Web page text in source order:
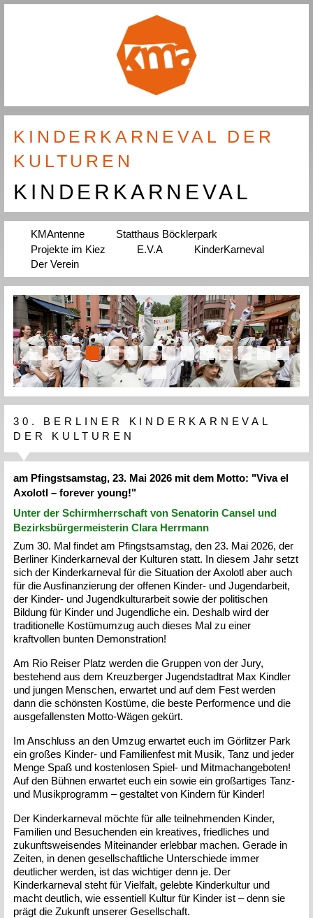
KINDERKARNEVAL DER
KULTUREN
KINDERKARNEVAL
KMAntenne
Statthaus Böcklerpark
Projekte im Kiez
E.V.A
KinderKarneval
Der Verein
slide details.
slide details.
slide details.
slide details.
slide details.
slide details.
slide details.
slide details.
slide details.
slide details.
slide details.
slide details.
slideslide
slide details.
30. BERLINER KINDERKARNEVAL
DER KULTUREN
am Pfingstsamstag, 23. Mai 2026 mit dem Motto: "Viva el
Axolotl – forever young!"
Unter der Schirmherrschaft von Senatorin Cansel und
Bezirksbürgermeisterin Clara Herrmann
Zum 30. Mal findet am Pfingstsamstag, den 23. Mai 2026, der
Berliner Kinderkarneval der Kulturen statt. In diesem Jahr setzt
sich der Kinderkarneval für die Situation der Axolotl aber auch
für die Ausfinanzierung der offenen Kinder- und Jugendarbeit,
der Kinder- und Jugendkulturarbeit sowie der politischen
Bildung für Kinder und Jugendliche ein. Deshalb wird der
traditionelle Kostümumzug auch dieses Mal zu einer
kraftvollen bunten Demonstration!
Am Rio Reiser Platz werden die Gruppen von der Jury,
bestehend aus dem Kreuzberger Jugendstadtrat Max Kindler
und jungen Menschen, erwartet und auf dem Fest werden
dann die schönsten Kostüme, die beste Performence und die
ausgefallensten Motto-Wägen gekürt.
Im Anschluss an den Umzug erwartet euch im Görlitzer Park
ein großes Kinder- und Familienfest mit Musik, Tanz und jeder
Menge Spaß und kostenlosen Spiel- und Mitmachangeboten!
Auf den Bühnen erwartet euch ein sowie ein großartiges Tanz-
und Musikprogramm – gestaltet von Kindern für Kinder!
Der Kinderkarneval möchte für alle teilnehmenden Kinder,
Familien und Besuchenden ein kreatives, friedliches und
zukunftsweisendes Miteinander erlebbar machen. Gerade in
Zeiten, in denen gesellschaftliche Unterschiede immer
deutlicher werden, ist das wichtiger denn je. Der
Kinderkarneval steht für Vielfalt, gelebte Kinderkultur und
macht deutlich, wie essentiell Kultur für Kinder ist – denn sie
prägt die Zukunft unserer Gesellschaft.